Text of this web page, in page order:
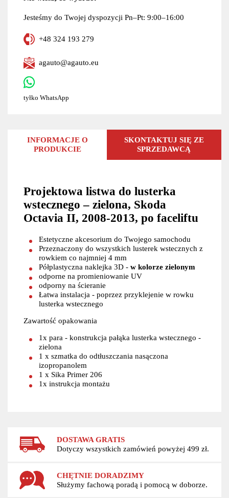
Jesteśmy do Twojej dyspozycji Pn–Pt: 9:00–16:00
+48 324 193 279
agauto@agauto.eu
tyłko WhatsApp
INFORMACJE O
PRODUKCIE
SKONTAKTUJ SIĘ ZE
SPRZEDAWCĄ
Projektowa listwa do lusterka
wstecznego – zielona, Skoda
Octavia II, 2008-2013, po faceliftu
Estetyczne akcesorium do Twojego samochodu
Przeznaczony do wszystkich lusterek wstecznych z
rowkiem co najmniej 4 mm
Półplastyczna naklejka 3D - w kolorze zielonym
odporne na promieniowanie UV
odporny na ścieranie
Łatwa instalacja - poprzez przyklejenie w rowku
lusterka wstecznego
Zawartość opakowania
1x para - konstrukcja pałąka lusterka wstecznego -
zielona
1 x szmatka do odtłuszczania nasączona
izopropanolem
1 x Sika Primer 206
1x instrukcja montażu
DOSTAWA GRATIS
Dotyczy wszystkich zamówień powyżej 499 zł.
CHĘTNIE DORADZIMY
Służymy fachową poradą i pomocą w doborze.